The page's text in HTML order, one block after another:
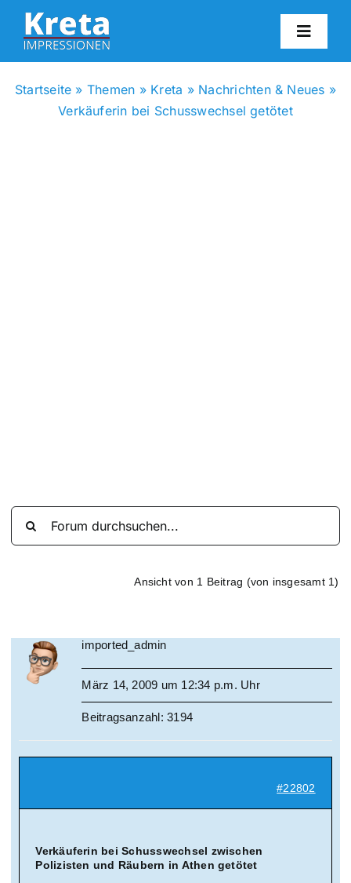
Zum
Inhalt
springen
Startseite » Themen » Kreta » Nachrichten & Neues »
Verkäuferin bei Schusswechsel getötet
Ansicht von 1 Beitrag (von insgesamt 1)
imported_admin
März 14, 2009 um 12:34 p.m. Uhr
Beitragsanzahl: 3194
#22802
Verkäuferin bei Schusswechsel zwischen
Polizisten und Räubern in Athen getötet